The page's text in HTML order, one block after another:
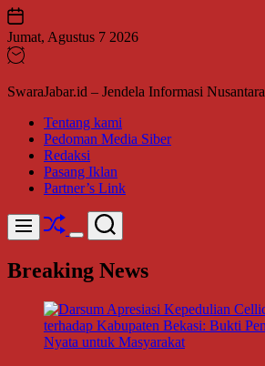
Skip
to
content
Jumat, Agustus 7 2026
SwaraJabar.id – Jendela Informasi Nusantara
Tentang kami
Pedoman Media Siber
Redaksi
Pasang Iklan
Partner’s Link
Menu Shuffle
Switch
mode
Search
Breaking News